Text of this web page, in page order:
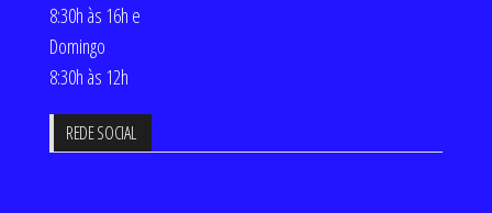
8:30h às 16h e
Domingo
8:30h às 12h
REDE SOCIAL